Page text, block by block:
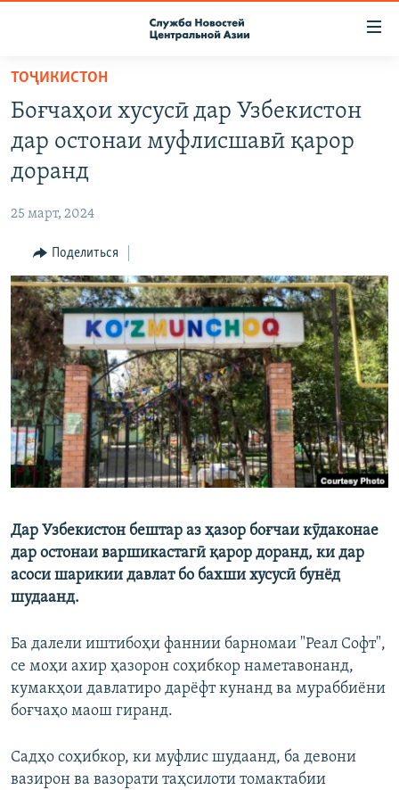
Вернуться
основному
содержанию
Вернутся
главной
навигации
Вернутся
поиску
ПОДПИСКА
КОНТАКТЫ
НАСТОЯЩЕЕ ВРЕМЯ
МИГРАНТ МЕДИА
ТОҶИКИСТОН
Боғчаҳои хусусӣ дар Узбекистон
дар остонаи муфлисшавӣ қарор
доранд
25 март, 2024
Поделиться
Дар Узбекистон бештар аз ҳазор боғчаи кӯдаконае
дар остонаи варшикастагӣ қарор доранд, ки дар
асоси шарикии давлат бо бахши хусусӣ бунёд
шудаанд.
Ба далели иштибоҳи фаннии барномаи "Реал Софт",
се моҳи ахир ҳазорон соҳибкор наметавонанд,
кумакҳои давлатиро дарёфт кунанд ва мураббиёни
боғчаҳо маош гиранд.
Садҳо соҳибкор, ки муфлис шудаанд, ба девони
вазирон ва вазорати таҳсилоти томактабии